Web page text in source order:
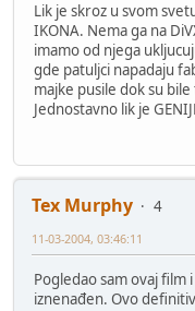
Lik je skroz u svom
IKONA. Nema ga na
imamo od njega
gde patuljci napadaju
majke pusile dok su
Jednostavno lik je
Tex Murphy
4
11-03-2004, 03:46:11
Pogledao sam ovaj film
iznenađen. Ovo